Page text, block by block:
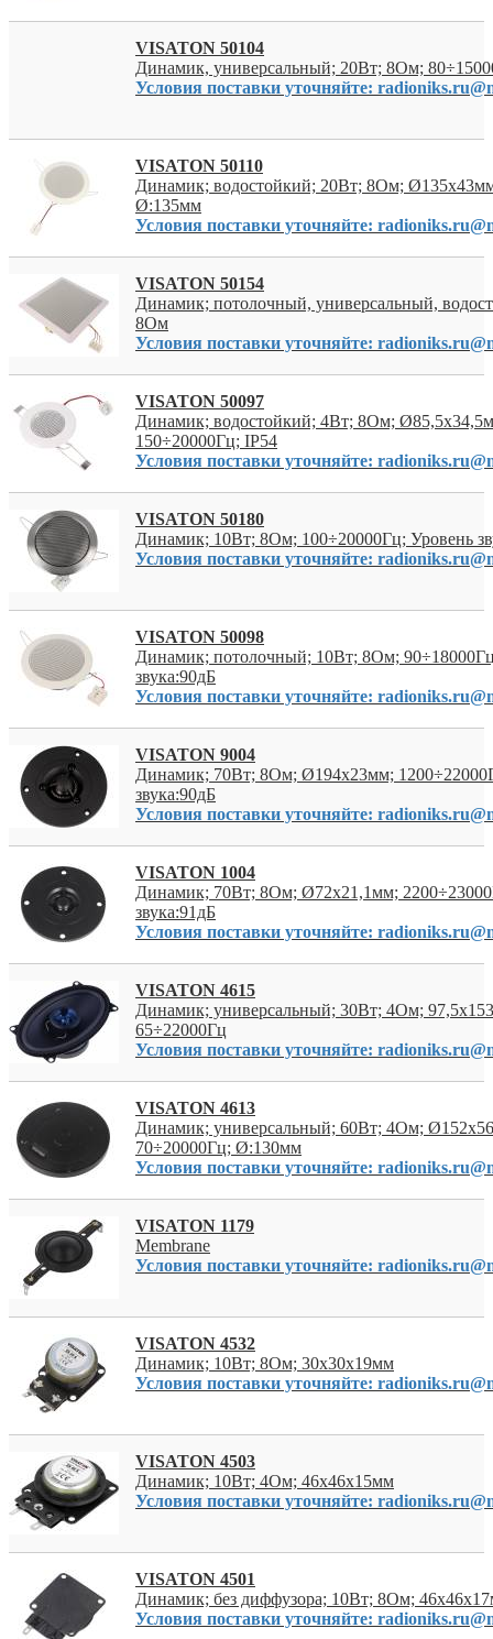
VISATON 50104
Динамик, универсальный; 20Вт; 8Ом;
Условия поставки уточняйте:
VISATON 50110
Динамик; водостойкий; 20Вт; 8Ом;
Ø:135мм
Условия поставки уточняйте:
VISATON 50154
Динамик; потолочный, универсальный,
8Ом
Условия поставки уточняйте:
VISATON 50097
Динамик; водостойкий; 4Вт; 8Ом;
150÷20000Гц; IP54
Условия поставки уточняйте:
VISATON 50180
Динамик; 10Вт; 8Ом; 100÷20000Гц; Уровень
Условия поставки уточняйте:
VISATON 50098
Динамик; потолочный; 10Вт; 8Ом;
звука:90дБ
Условия поставки уточняйте:
VISATON 9004
Динамик; 70Вт; 8Ом; Ø194x23мм;
звука:90дБ
Условия поставки уточняйте:
VISATON 1004
Динамик; 70Вт; 8Ом; Ø72x21,1мм;
звука:91дБ
Условия поставки уточняйте:
VISATON 4615
Динамик; универсальный; 30Вт; 4Ом;
65÷22000Гц
Условия поставки уточняйте:
VISATON 4613
Динамик; универсальный; 60Вт; 4Ом;
70÷20000Гц; Ø:130мм
Условия поставки уточняйте:
VISATON 1179
Membrane
Условия поставки уточняйте:
VISATON 4532
Динамик; 10Вт; 8Ом; 30x30x19мм
Условия поставки уточняйте:
VISATON 4503
Динамик; 10Вт; 4Ом; 46x46x15мм
Условия поставки уточняйте:
VISATON 4501
Динамик; без диффузора; 10Вт; 8Ом;
Условия поставки уточняйте: